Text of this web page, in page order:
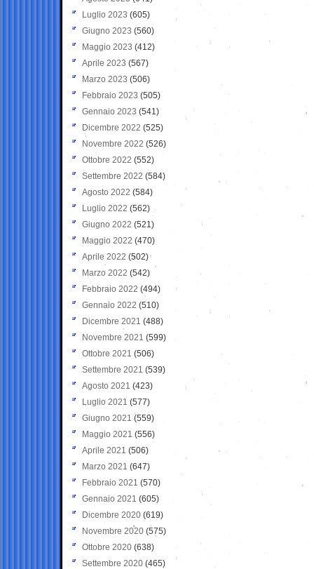
Luglio 2023 (605)
Giugno 2023 (560)
Maggio 2023 (412)
Aprile 2023 (567)
Marzo 2023 (506)
Febbraio 2023 (505)
Gennaio 2023 (541)
Dicembre 2022 (525)
Novembre 2022 (526)
Ottobre 2022 (552)
Settembre 2022 (584)
Agosto 2022 (584)
Luglio 2022 (562)
Giugno 2022 (521)
Maggio 2022 (470)
Aprile 2022 (502)
Marzo 2022 (542)
Febbraio 2022 (494)
Gennaio 2022 (510)
Dicembre 2021 (488)
Novembre 2021 (599)
Ottobre 2021 (506)
Settembre 2021 (539)
Agosto 2021 (423)
Luglio 2021 (577)
Giugno 2021(559)
Maggio 2021 (556)
Aprile 2021 (506)
Marzo 2021 (647)
Febbraio 2021 (570)
Gennaio 2021 (605)
Dicembre 2020 (619)
Novembre 2020 (575)
Ottobre 2020 (638)
Settembre 2020(465)